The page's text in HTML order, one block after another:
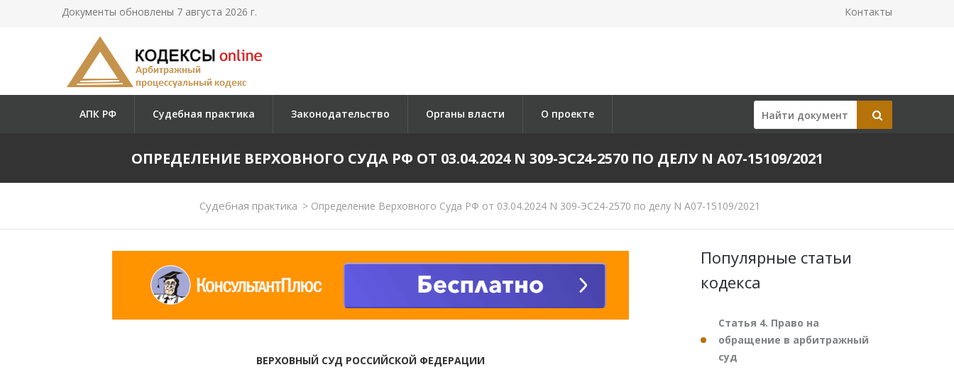
Документы обновлены 7 августа 2026 г. Контакты
АПК РФ Судебная практика Законодательство Органы власти О проекте
ОПРЕДЕЛЕНИЕ ВЕРХОВНОГО СУДА РФ ОТ 03.04.2024 N 309-ЭС24-2570 ПО ДЕЛУ N А07-15109/2021
Судебная практика >Определение Верховного Суда РФ от 03.04.2024 N 309-ЭС24-2570 по делу N А07-15109/2021
ВЕРХОВНЫЙ СУД РОССИЙСКОЙ ФЕДЕРАЦИИ
Популярные статьи
кодекса
Статья 4. Право на
обращение в арбитражный
суд